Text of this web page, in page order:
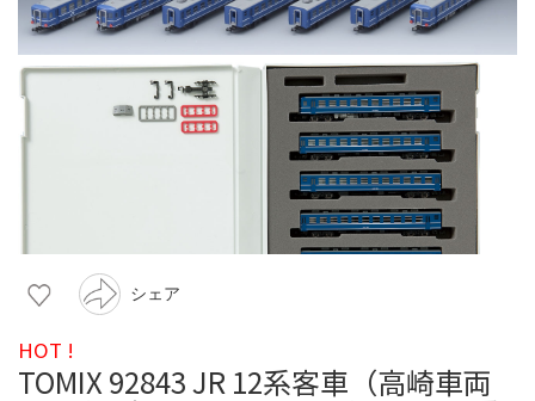
シェア
HOT !
TOMIX 92843 JR 12系客車（高崎車両